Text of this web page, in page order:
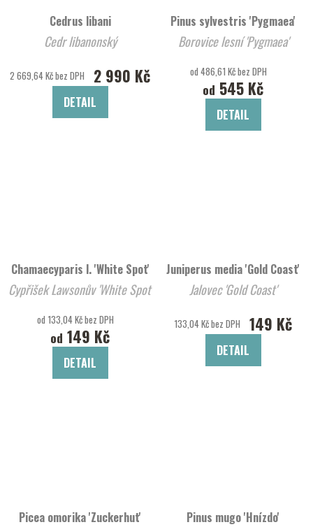
Cedrus libani
Cedr libanonský
2 669,64 Kč bez DPH 2 990 Kč
DETAIL
Pinus sylvestris 'Pygmaea'
Borovice lesní 'Pygmaea'
od 486,61 Kč bez DPH
od 545 Kč
DETAIL
Chamaecyparis l. 'White Spot'
Cypřišek Lawsonův 'White Spot'
od 133,04 Kč bez DPH
od 149 Kč
DETAIL
Juniperus media 'Gold Coast'
Jalovec 'Gold Coast'
133,04 Kč bez DPH 149 Kč
DETAIL
Picea omorika 'Zuckerhut' Pinus mugo 'Hnízdo'